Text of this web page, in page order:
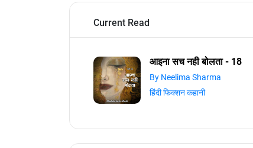
Current Read
आइना सच नही बोलता - 18
By Neelima Sharma
हिंदी फिक्शन कहानी